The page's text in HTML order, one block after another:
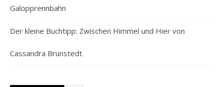
Galopprennbahn
Der kleine Buchtipp: Zwischen Himmel und Hier von
Cassandra Brunstedt